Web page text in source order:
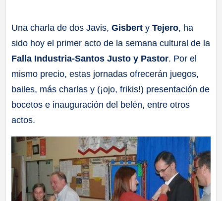
Una charla de dos Javis,Gisbert yTejero, ha
sido hoy el primer acto de la semana cultural de la
Falla Industria-Santos Justo y Pastor. Por el
mismo precio, estas jornadas ofrecerán juegos,
bailes, más charlas y (¡ojo, frikis!) presentación de
bocetos e inauguración del belén, entre otros
actos.